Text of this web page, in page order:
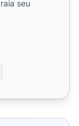
seu